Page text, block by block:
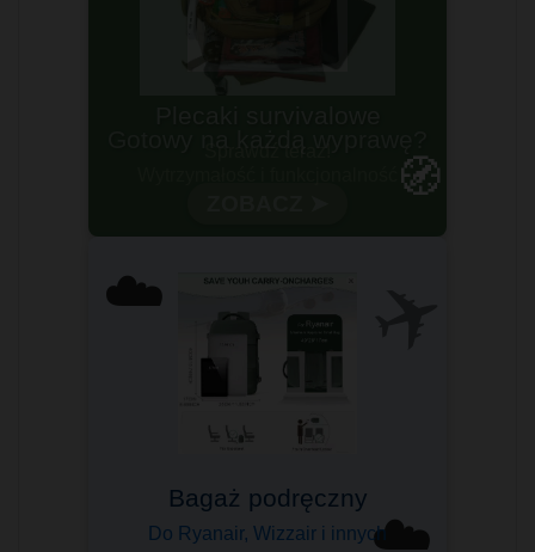
🧭
☁️
☁️
Bagaż podręczny
Do Ryanair, Wizzair i innych